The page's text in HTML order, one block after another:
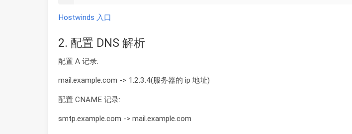
Hostwinds 入口
2. 配置 DNS 解析
配置 A 记录:
mail.example.com -> 1.2.3.4(服务器的 ip 地址)
配置 CNAME 记录:
smtp.example.com -> mail.example.com